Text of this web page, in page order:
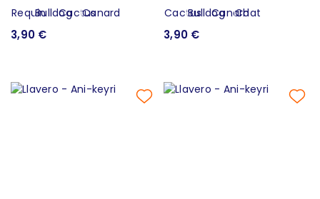
3,90 € 3,90 €